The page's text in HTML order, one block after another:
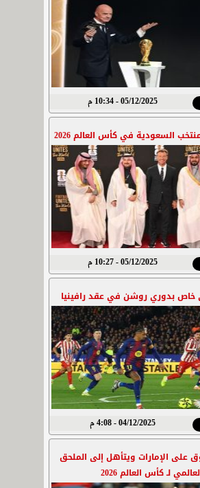
05/12/2025 - 10:34 م
السعودية في كأس العالم 2026
05/12/2025 - 10:27 م
خاص بدوري روشن في عقد رافينيا
04/12/2025 - 4:08 م
على الإمارات ويتأهل إلى الملحق
لـ كأس العالم 2026